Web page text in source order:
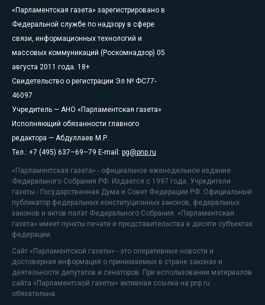
«Парламентская газета» зарегистрировано в
Федеральной службе по надзору в сфере
связи, информационных технологий и
массовых коммуникаций (Роскомнадзор) 05
августа 2011 года. 18+
Свидетельство о регистрации Эл № ФС77-
46097
Учредитель — АНО «Парламентская газета»
Исполняющий обязанности главного
редактора — Абдуллаев М.Р.
Тел.: +7 (495) 637–69–79 E-mail: pg@pnp.ru
«Парламентская газета» - официальное еженедельное издание
Федерального Собрания РФ. Издается с 1997 года. Учредители
газеты - Государственная Дума и Совет Федерации РФ. Официальный
публикатор федеральных конституционных законов, федеральных
законов и актов палат Федерального Собрания. «Парламентская
газета» имеет пункты печати и представительства в десяти субъектах
федерации.
Сайт «Парламентской газеты» - это оперативные новости и
достоверная информация о принимаемых в стране законах и
деятельности депутатов и сенаторов. При использовании материалов
сайта «Парламентской газеты» активная ссылка на pnp.ru
обязательна.